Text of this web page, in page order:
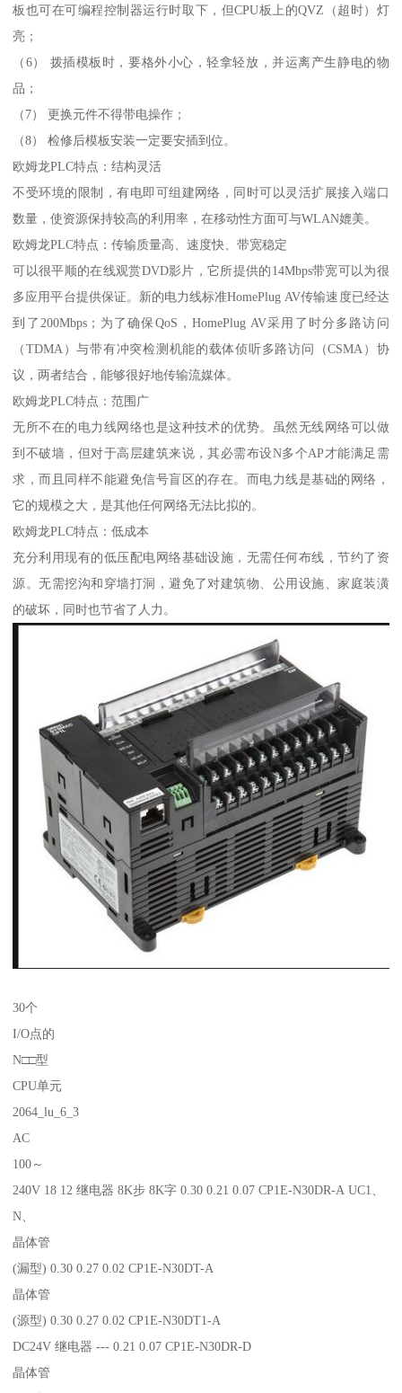
板也可在可编程控制器运行时取下，但CPU板上的QVZ（超时）灯
亮；
（6） 拨插模板时，要格外小心，轻拿轻放，并运离产生静电的物
品；
（7） 更换元件不得带电操作；
（8） 检修后模板安装一定要安插到位。
欧姆龙PLC特点：结构灵活
不受环境的限制，有电即可组建网络，同时可以灵活扩展接入端口
数量，使资源保持较高的利用率，在移动性方面可与WLAN媲美。
欧姆龙PLC特点：传输质量高、速度快、带宽稳定
可以很平顺的在线观赏DVD影片，它所提供的14Mbps带宽可以为很
多应用平台提供保证。新的电力线标准HomePlug AV传输速度已经达
到了200Mbps；为了确保QoS，HomePlug AV采用了时分多路访问
（TDMA）与带有冲突检测机能的载体侦听多路访问（CSMA）协
议，两者结合，能够很好地传输流媒体。
欧姆龙PLC特点：范围广
无所不在的电力线网络也是这种技术的优势。虽然无线网络可以做
到不破墙，但对于高层建筑来说，其必需布设N多个AP才能满足需
求，而且同样不能避免信号盲区的存在。而电力线是基础的网络，
它的规模之大，是其他任何网络无法比拟的。
欧姆龙PLC特点：低成本
充分利用现有的低压配电网络基础设施，无需任何布线，节约了资
源。无需挖沟和穿墙打洞，避免了对建筑物、公用设施、家庭装潢
的破坏，同时也节省了人力。
30个
I/O点的
N□□型
CPU单元
2064_lu_6_3
AC
100～
240V 18 12 继电器 8K步 8K字 0.30 0.21 0.07 CP1E-N30DR-A UC1、
N、
晶体管
(漏型) 0.30 0.27 0.02 CP1E-N30DT-A
晶体管
(源型) 0.30 0.27 0.02 CP1E-N30DT1-A
DC24V 继电器 --- 0.21 0.07 CP1E-N30DR-D
晶体管